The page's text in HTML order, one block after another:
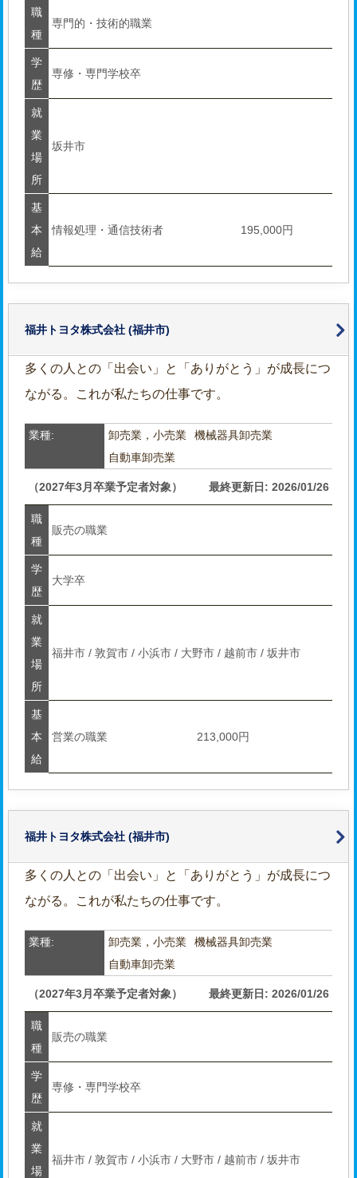
職
種
専門的・技術的職業
学
歴
専修・専門学校卒
就
業
場
所
坂井市
基
本
給
情報処理・通信技術者 195,000円
福井トヨタ株式会社 (福井市)
多くの人との「出会い」と「ありがとう」が成長につ
ながる。これが私たちの仕事です。
業種: 卸売業，小売業
機械器具卸売業
自動車卸売業
（2027年3月卒業予定者対象） 最終更新日: 2026/01/26
職
種
販売の職業
学
歴
大学卒
就
業
場
所
福井市 / 敦賀市 / 小浜市 / 大野市 / 越前市 / 坂井市
基
本
給
営業の職業 213,000円
福井トヨタ株式会社 (福井市)
多くの人との「出会い」と「ありがとう」が成長につ
ながる。これが私たちの仕事です。
業種: 卸売業，小売業
機械器具卸売業
自動車卸売業
（2027年3月卒業予定者対象） 最終更新日: 2026/01/26
職
種
販売の職業
学
歴
専修・専門学校卒
就
業
場
福井市 / 敦賀市 / 小浜市 / 大野市 / 越前市 / 坂井市